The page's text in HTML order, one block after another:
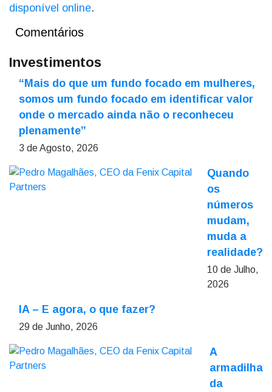
disponível online.
Comentários
Investimentos
“Mais do que um fundo focado em mulheres,
somos um fundo focado em identificar valor
onde o mercado ainda não o reconheceu
plenamente”
3 de Agosto, 2026
Quando
os
números
mudam,
muda a
realidade?
10 de Julho,
2026
IA – E agora, o que fazer?
29 de Junho, 2026
A
armadilha
da